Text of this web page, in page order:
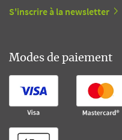
S'inscrire à la newsletter
Modes de paiement